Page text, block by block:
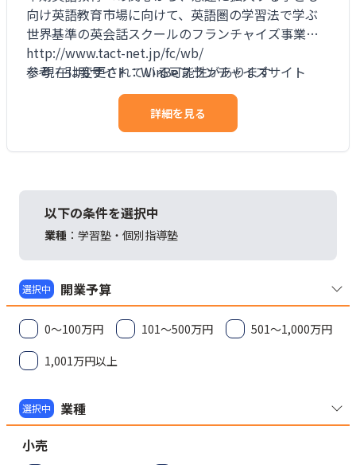
向け英語教育市場に向けて、英語圏の学習法で学ぶ
世界基準の英会話スクールのフランチャイズ事業。
参考・引用サイト：WinBeフランチャイズサイト
http://www.tact-net.jp/fc/wb/
※ 現在は変更されている可能性があります
詳細を見る
以下の条件を選択中
業種 ： 学習塾・個別指導塾
選択中 開業予算
0～100万円 101～500万円
501～1,000万円
1,001万円以上
選択中
業種
小売